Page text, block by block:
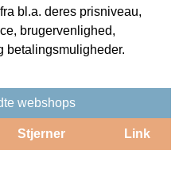
bl.a. deres prisniveau,
brugervenlighed,
betalingsmuligheder.
webshops
Stjerner Link